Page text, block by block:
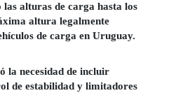
alturas de carga hasta los
altura legalmente
de carga en Uruguay.
la necesidad de incluir
de estabilidad y limitadores